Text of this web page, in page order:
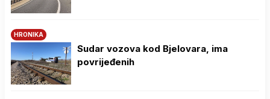
HRONIKA
Sudar vozova kod Bjelovara, ima
povrijeđenih